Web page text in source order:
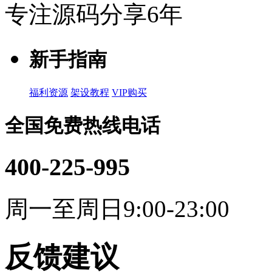
专注源码分享6年
新手指南
福利资源 架设教程 VIP购买
全国免费热线电话
400-225-995
周一至周日9:00-23:00
反馈建议